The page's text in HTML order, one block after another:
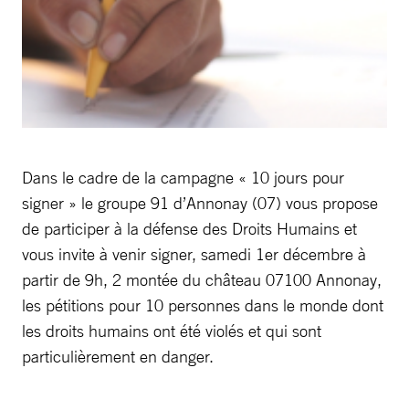
Dans le cadre de la campagne « 10 jours pour
signer » le groupe 91 d’Annonay (07) vous propose
de participer à la défense des Droits Humains et
vous invite à venir signer, samedi 1er décembre à
partir de 9h, 2 montée du château 07100 Annonay,
les pétitions pour 10 personnes dans le monde dont
les droits humains ont été violés et qui sont
particulièrement en danger.